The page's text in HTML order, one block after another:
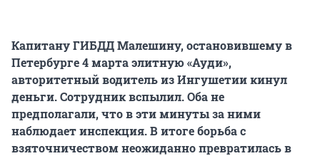
Капитану ГИБДД Малешину, остановившему в
Петербурге 4 марта элитную «Ауди»,
авторитетный водитель из Ингушетии кинул
деньги. Сотрудник вспылил. Оба не
предполагали, что в эти минуты за ними
наблюдает инспекция. В итоге борьба с
взяточничеством неожиданно превратилась в